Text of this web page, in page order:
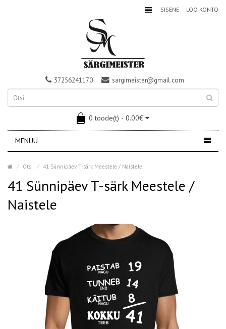
SISENE LOO KONTO
37256241170 sargimeister@gmail.com
0 toode(t) - 0.00€
MENÜÜ
Otsi 41 Sünnipäev T-särk Meestele / Naistele
41 Sünnipäev T-särk Meestele /
Naistele